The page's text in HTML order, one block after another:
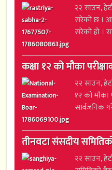
२२ साउन,
सरेको छ ।
सरेको हो ।
कक्षा १२ को मौका
२२ साउन,
१२ को मौका
सार्वजनिक
तीनवटा संसदीय
२२ साउन,